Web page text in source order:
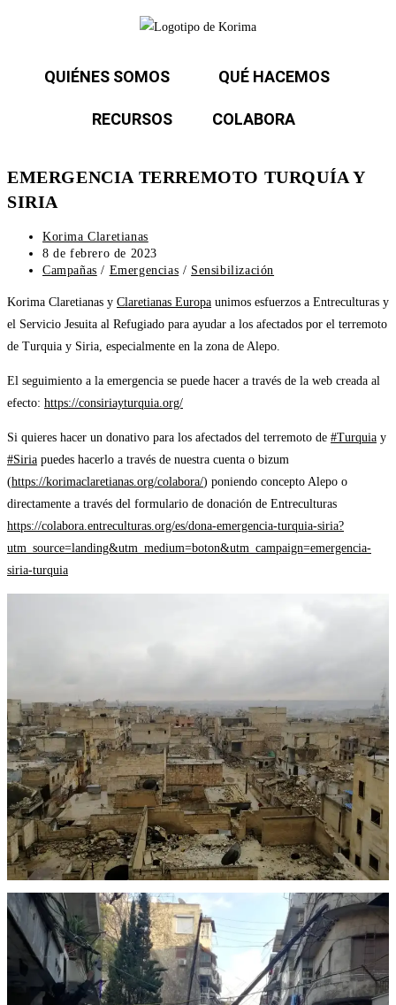
QUIÉNES SOMOS QUÉ HACEMOS
RECURSOS COLABORA
EMERGENCIA TERREMOTO TURQUÍA Y
SIRIA
Korima Claretianas
8 de febrero de 2023
Campañas / Emergencias / Sensibilización
Korima Claretianas y Claretianas Europa unimos esfuerzos a Entreculturas y
el Servicio Jesuita al Refugiado para ayudar a los afectados por el terremoto
de Turquia y Siria, especialmente en la zona de Alepo.
El seguimiento a la emergencia se puede hacer a través de la web creada al
efecto: https://consiriayturquia.org/
Si quieres hacer un donativo para los afectados del terremoto de #Turquia y
#Siria puedes hacerlo a través de nuestra cuenta o bizum
(https://korimaclaretianas.org/colabora/) poniendo concepto Alepo o
directamente a través del formulario de donación de Entreculturas
https://colabora.entreculturas.org/es/dona-emergencia-turquia-siria?
utm_source=landing&utm_medium=boton&utm_campaign=emergencia-
siria-turquia